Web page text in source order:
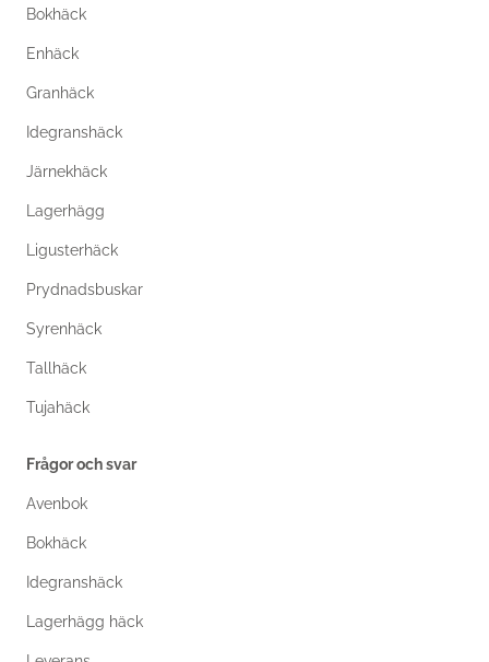
Bokhäck
Enhäck
Granhäck
Idegranshäck
Järnekhäck
Lagerhägg
Ligusterhäck
Prydnadsbuskar
Syrenhäck
Tallhäck
Tujahäck
Frågor och svar
Avenbok
Bokhäck
Idegranshäck
Lagerhägg häck